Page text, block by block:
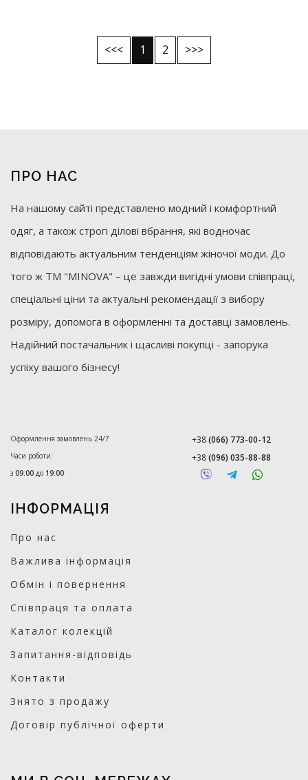
<<< 1 2 >>>
ПРО НАС
На нашому сайті представлено модний і комфортний
одяг, а також строгі ділові вбрання, які водночас
відповідають актуальним тенденціям жіночої моди. До
того ж ТМ "MINOVA" – це завжди вигідні умови співпраці,
спеціальні ціни та актуальні рекомендації з вибору
розміру, допомога в оформленні та доставці замовлень.
Надійний постачальник і щасливі покупці - запорука
успіху вашого бізнесу!
Оформлення замовлень 24/7
Часи роботи:
з 09:00 до 19:00
+38(066) 773-00-12
+38(096) 035-88-88
ІНФОРМАЦІЯ
Про нас
Важлива інформація
Обмін і повернення
Співпраця та оплата
Каталог колекцій
Запитання-відповідь
Контакти
Знято з продажу
Договір публічної оферти